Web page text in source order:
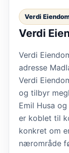
Verdi
Verdi
Verdi
adresse
Verdi
og tilbyr
Emil Husa
er koblet til
konkret om
nærområde